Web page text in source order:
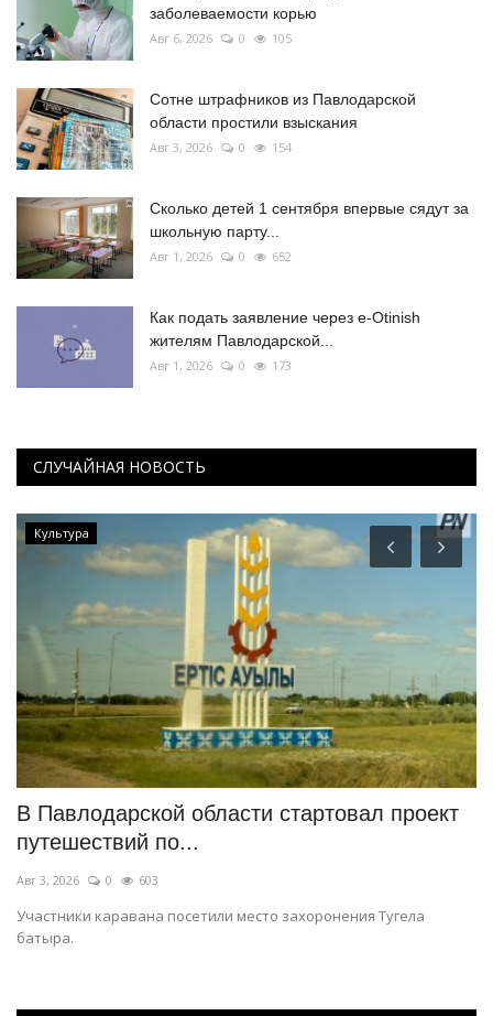
заболеваемости корью
Авг 6, 2026 0 105
Сотне штрафников из Павлодарской
области простили взыскания
Авг 3, 2026 0 154
Сколько детей 1 сентября впервые сядут за
школьную парту...
Авг 1, 2026 0 652
Как подать заявление через e-Otinish
жителям Павлодарской...
Авг 1, 2026 0 173
СЛУЧАЙНАЯ НОВОСТЬ
Культура
В Павлодарской области стартовал проект
путешествий по...
Авг 3, 2026 0 603
Участники каравана посетили место захоронения Тугела
батыра.